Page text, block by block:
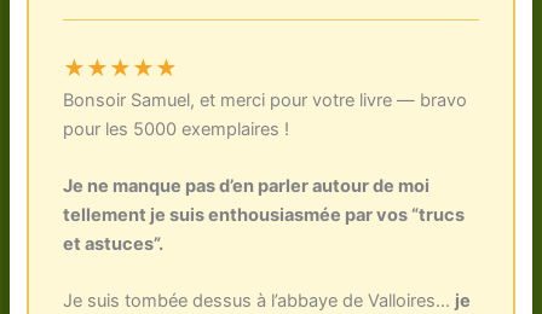
★★★★★
Bonsoir Samuel, et merci pour votre livre — bravo
pour les 5000 exemplaires !
Je ne manque pas d’en parler autour de moi
tellement je suis enthousiasmée par vos “trucs
et astuces”.
Je suis tombée dessus à l’abbaye de Valloires… je